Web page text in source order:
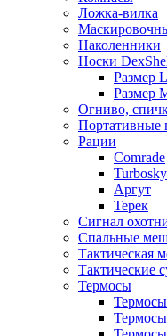
Ложка-вилка
Наколенники
Носки
Размер
Размер
Огниво,
Портативные
Рации
Comrade
Turbosky
Аргут
Терек
Сигнал
Спальные
Тактическая
Тактические
Термосы